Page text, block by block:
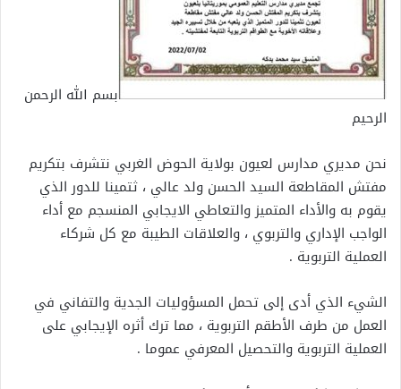
بسم الله الرحمن
الرحيم
نحن مديري مدارس لعيون بولاية الحوض الغربي نتشرف بتكريم
مفتش المقاطعة السيد الحسن ولد عالي ، ثتمينا للدور الذي
يقوم به والأداء المتميز والتعاطي الايجابي المنسجم مع أداء
الواجب الإداري والتربوي ، والعلاقات الطيبة مع كل شركاء
العملية التربوية .
الشيء الذي أدى إلى تحمل المسؤوليات الجدية والتفاني في
العمل من طرف الأطقم التربوية ، مما ترك أثره الإيجابي على
العملية التربوية والتحصيل المعرفي عموما .